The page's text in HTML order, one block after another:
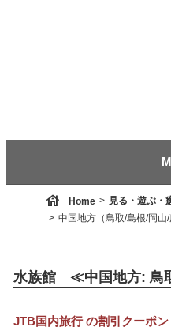
house Home 見る・遊ぶ・
中国地方（鳥取/島根/岡山/
水族館 ≪中国地方: 鳥
JTB国内旅行 の割引クーポン